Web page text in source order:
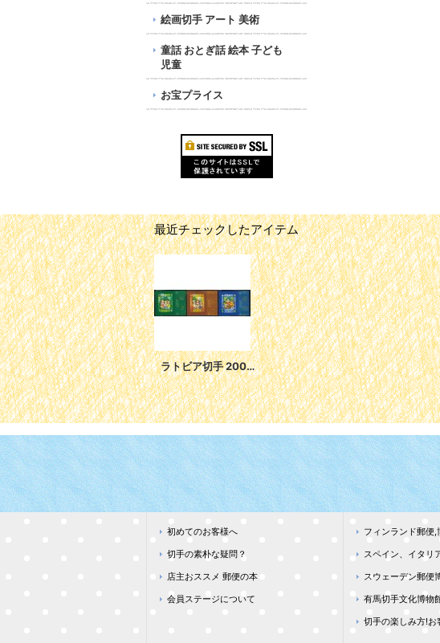
絵画切手 アート 美術
童話 おとぎ話 絵本 子ども
児童
お宝プライス
最近チェックしたアイテム
ラトビア切手 2007年 クリスマス 子ども 3種
初めてのお客様へ
切手の素朴な疑問？
店主おススメ 郵便の本
会員ステージについて
フィンランド郵便,
スペイン、イタリ
スウェーデン郵便
有馬切手文化博物
切手の楽しみ方!お